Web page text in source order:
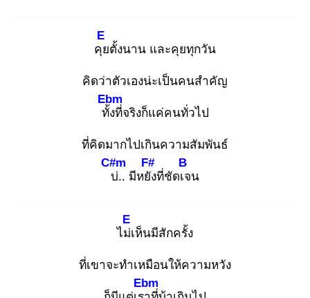
คุย
E
ตั้งนาน และคุยทุกวัน
คิดว่าตัวเองน่ะเป็นคนสำคัญ
ทั้ง
Ebm
ที่จริงก็แค่คนทั่วไป
ที่คิดมากไปเกินความสัมพันธ์
บ่
C#m
.. มีหยัง
F#
ที่ชัดเจ
B
น
ไม่เ
E
ห็นมีสักครั้ง
ที่เขาจะทำเหมือนให้ความหวัง
Ebm